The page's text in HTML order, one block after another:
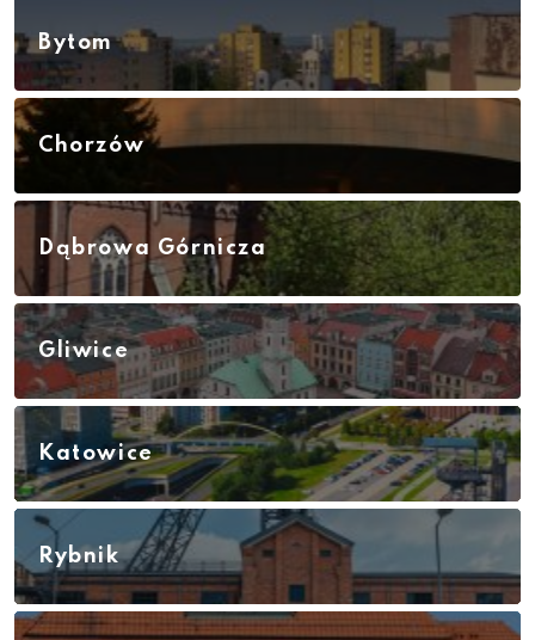
Bytom
Chorzów
Dąbrowa Górnicza
Gliwice
Katowice
Rybnik